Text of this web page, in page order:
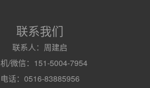
联系我们
联系人：周建启
/微信：151-5004-7954
电话：0516-83885956